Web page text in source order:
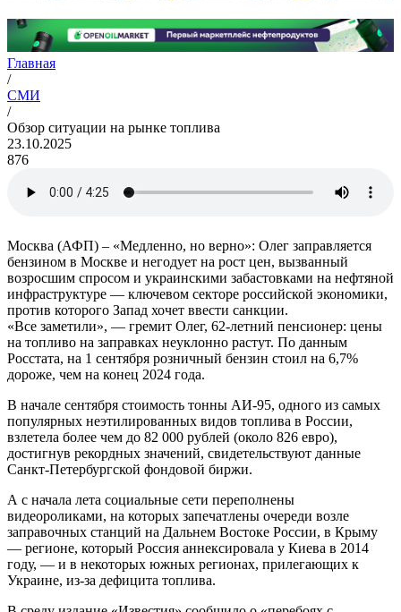
Главная
/
СМИ
/
Обзор ситуации на рынке топлива
23.10.2025
876
Москва (АФП) – «Медленно, но верно»: Олег заправляется
бензином в Москве и негодует на рост цен, вызванный
возросшим спросом и украинскими забастовками на нефтяной
инфраструктуре — ключевом секторе российской экономики,
против которого Запад хочет ввести санкции.
«Все заметили», — гремит Олег, 62-летний пенсионер: цены
на топливо на заправках неуклонно растут. По данным
Росстата, на 1 сентября розничный бензин стоил на 6,7%
дороже, чем на конец 2024 года.
В начале сентября стоимость тонны АИ-95, одного из самых
популярных неэтилированных видов топлива в России,
взлетела более чем до 82 000 рублей (около 826 евро),
достигнув рекордных значений, свидетельствуют данные
Санкт-Петербургской фондовой биржи.
А с начала лета социальные сети переполнены
видеороликами, на которых запечатлены очереди возле
заправочных станций на Дальнем Востоке России, в Крыму
— регионе, который Россия аннексировала у Киева в 2014
году, — и в некоторых южных регионах, прилегающих к
Украине, из-за дефицита топлива.